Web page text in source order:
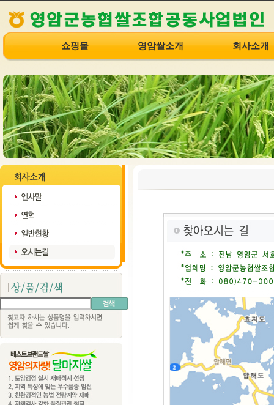
쇼핑몰 영암쌀소개 회사소개